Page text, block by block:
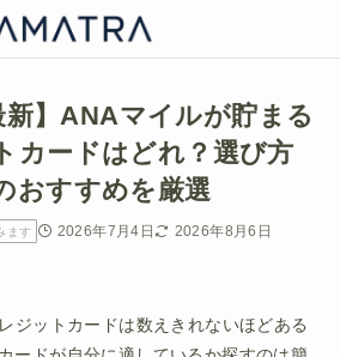
新】ANAマイルが貯まる
カードはどれ？選び方
おすすめを厳選
ます 2026年7月4日 2026年8月6日
ジットカードは数えきれないほどある